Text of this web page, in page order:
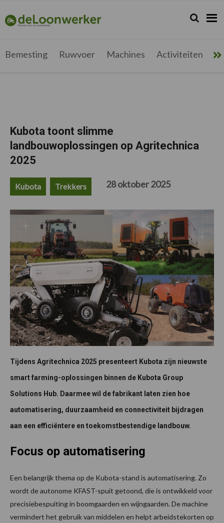
de
hoofdnavigatie
de
hoofd
de
eerste
de
voettekst
deloonwerker.be Zoeken...
Zoek
Bemesting Ruwvoer Machines Activiteiten
Kubota toont slimme
landbouwoplossingen op Agritechnica
2025
Kubota Trekkers 28 oktober 2025
Tijdens Agritechnica 2025 presenteert Kubota zijn nieuwste
smart farming-oplossingen binnen de Kubota Group
Solutions Hub. Daarmee wil de fabrikant laten zien hoe
automatisering, duurzaamheid en connectiviteit bijdragen
aan een efficiëntere en toekomstbestendige landbouw.
Focus op automatisering
Een belangrijk thema op de Kubota-stand is automatisering. Zo
wordt de autonome KFAST-spuit getoond, die is ontwikkeld voor
precisiebespuiting in boomgaarden en wijngaarden. De machine
vermindert het gebruik van middelen en helpt arbeidstekorten op